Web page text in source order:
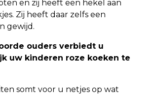
en zij heeft een hekel aan
Zij heeft daar zelfs een
gewijd.
ouders verbiedt u
uw kinderen roze koeken te
somt voor u netjes op wat